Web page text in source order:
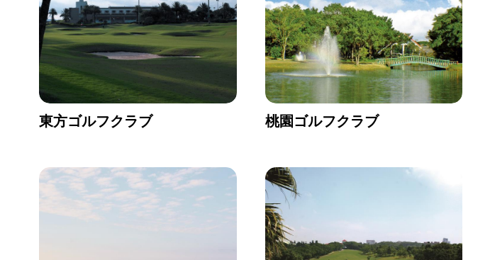
東方ゴルフクラブ 桃園ゴルフクラブ